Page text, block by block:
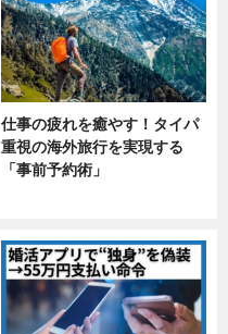
仕事の疲れを癒やす！タイパ
重視の海外旅行を実現する
「事前予約術」